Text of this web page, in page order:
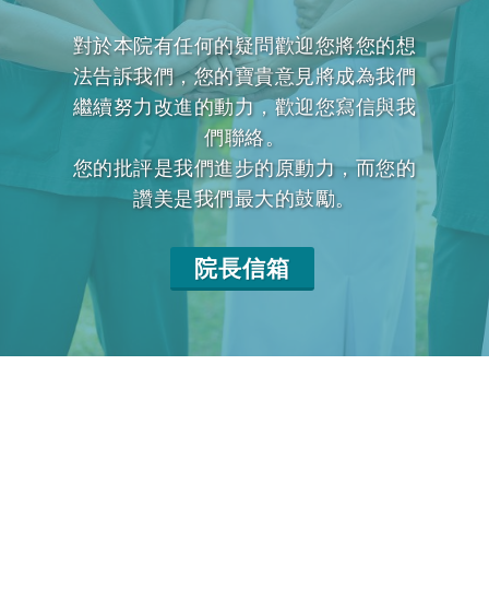
對於本院有任何的疑問歡迎您將您的想
法告訴我們，您的寶貴意見將成為我們
繼續努力改進的動力，歡迎您寫信與我
們聯絡。
您的批評是我們進步的原動力，而您的
讚美是我們最大的鼓勵。
院長信箱